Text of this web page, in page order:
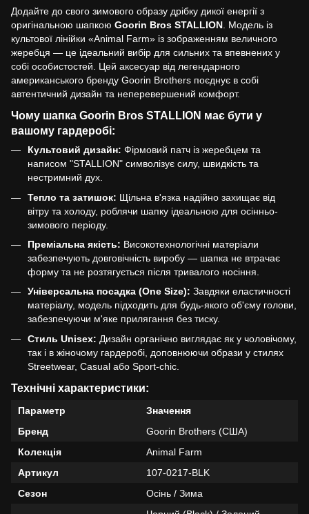
Додайте до свого зимового образу дрібку дикої енергії з
оригінальною шапкою Goorin Bros STALLION. Модель із
культової лінійки «Animal Farm» із зображенням величного
жеребця — це ідеальний вибір для сильних та впевнених у
собі особистостей. Цей аксесуар від легендарного
американського бренду Goorin Brothers поєднує в собі
автентичний дизайн та неперевершений комфорт.
Чому шапка Goorin Bros STALLION має бути у
вашому гардеробі:
Культовий дизайн: Фірмовий патч із жеребцем та
написом "STALLION" символізує силу, швидкість та
нестримний дух.
Тепло та затишок: Щільна в'язка надійно захищає від
вітру та холоду, роблячи шапку ідеальною для осінньо-
зимового періоду.
Преміальна якість: Високотехнологічні матеріали
забезпечують довговічність виробу — шапка не втрачає
форму та не розтягується після тривалого носіння.
Універсальна посадка (One Size): Завдяки еластичності
матеріалу, модель підходить для будь-якого об'єму голови,
забезпечуючи м'яке прилягання без тиску.
Стиль Unisex: Дизайн органічно виглядає як у чоловічому,
так і в жіночому гардеробі, доповнюючи образи у стилях
Streetwear, Casual або Sport-chic.
Технічні характеристики:
Параметр
Значення
Бренд
Goorin Brothers (США)
Колекція
Animal Farm
Артикул
107-0217-BLK
Сезон
Осінь / Зима